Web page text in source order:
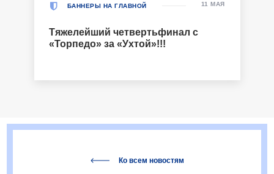
БАННЕРЫ НА ГЛАВНОЙ
Тяжелейший четвертьфинал с
«Торпедо» за «Ухтой»!!!
11 МАЯ
Ко всем новостям